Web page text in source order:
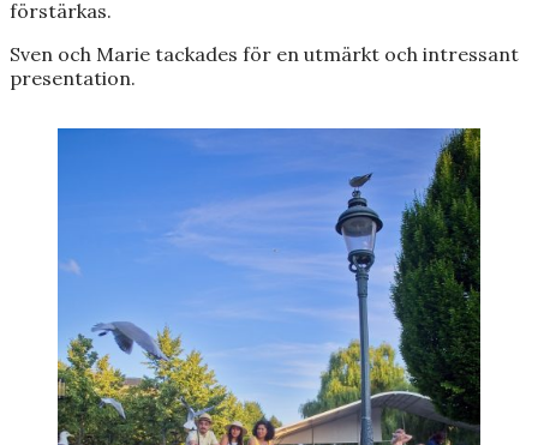
förstärkas.
Sven och Marie tackades för en utmärkt och intressant
presentation.